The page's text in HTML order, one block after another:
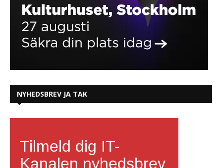
NYHEDSBREV JA TAK